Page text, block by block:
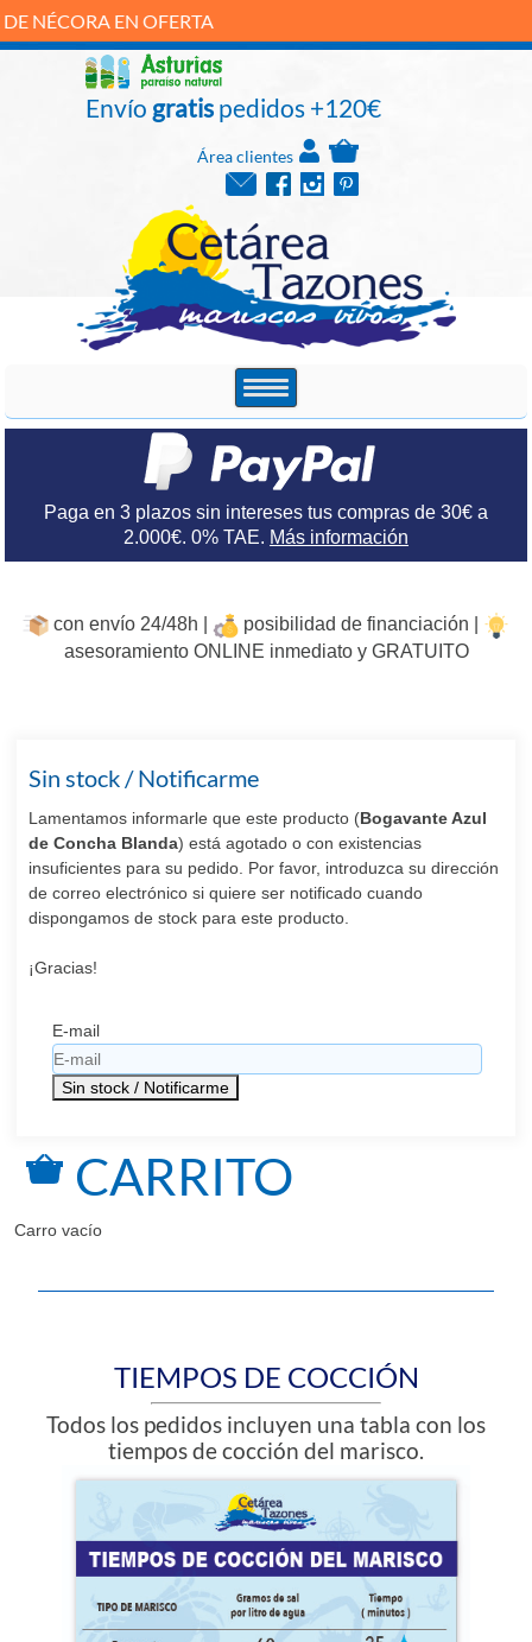
EN OFERTA
Envío gratispedidos +120€
Área clientes
Paga en 3 plazos sin intereses tus compras de 30€ a
2.000€. 0% TAE. Más información
con envío 24/48h |
posibilidad de financiación |
asesoramiento ONLINE inmediato y GRATUITO
Sin stock / Notificarme
Lamentamos informarle que este producto (Bogavante Azul
de Concha Blanda) está agotado o con existencias
insuficientes para su pedido. Por favor, introduzca su dirección
de correo electrónico si quiere ser notificado cuando
dispongamos de stock para este producto.
¡Gracias!
E-mail
CARRITO
Carro vacío
TIEMPOS DE COCCIÓN
Todos los pedidos incluyen una tabla con los
tiempos de cocción del marisco.